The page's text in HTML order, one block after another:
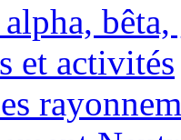
bêta,
et activités